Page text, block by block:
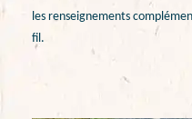
les renseignements
fil.